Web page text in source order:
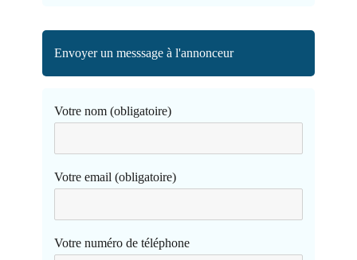
Envoyer un messsage à l'annonceur
Votre nom (obligatoire)
Votre email (obligatoire)
Votre numéro de téléphone